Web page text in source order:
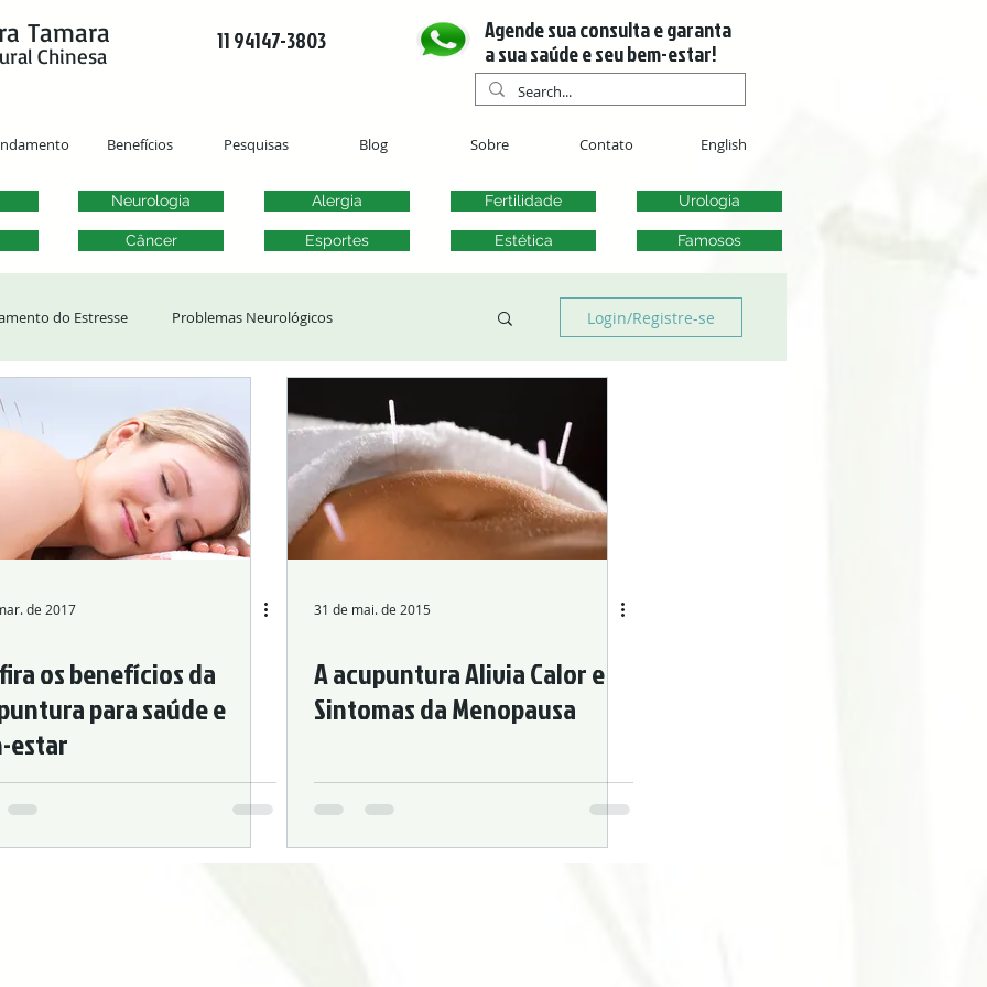
Tamara
Chinesa
11 94147-3803
Agende sua consulta e garanta
a sua saúde e seu bem-estar!
Benefícios Pesquisas Blog Sobre Contato English
Neurologia
Câncer
Alergia
Esportes
Fertilidade
Estética
Urologia
Famosos
do Estresse Problemas Neurológicos
Transtornos Otorrinolaringológicos
Problemas Urogenitais
nos Esportes Acupuntura Estética
Tradicional Chinesa
Disorders Allergies Otolaryngology Diseases
Login/Registre-se
de 2017
os benefícios da
para saúde e
estar
31 de mai. de 2015
A acupuntura Alivia Calor e
Sintomas da Menopausa